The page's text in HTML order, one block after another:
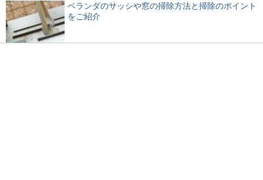
ベランダのサッシや窓の掃除方法と掃除のポイント
をご紹介